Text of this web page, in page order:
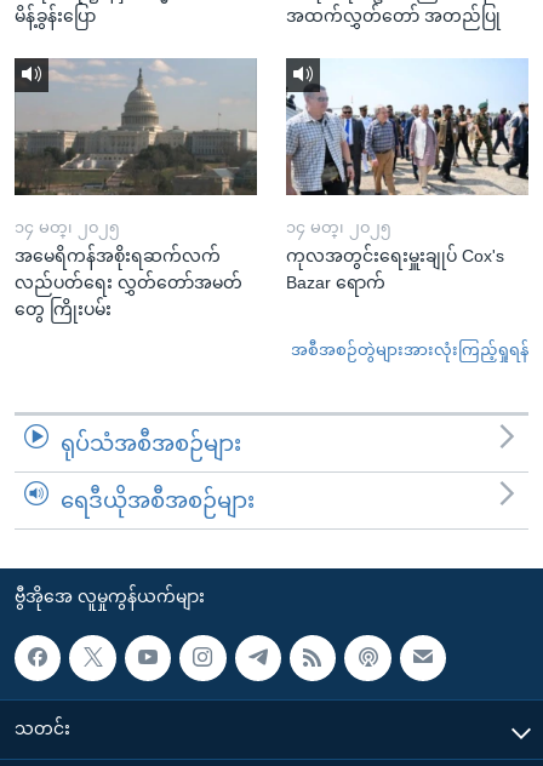
မိန့်ခွန်းပြော
အထက်လွှတ်တော် အတည်ပြု
၁၄ မတ္၊ ၂၀၂၅
အမေရိကန်အစိုးရဆက်လက်
လည်ပတ်ရေး လွှတ်တော်အမတ်
တွေ ကြိုးပမ်း
၁၄ မတ္၊ ၂၀၂၅
ကုလအတွင်းရေးမှူးချုပ် Cox's
Bazar ရောက်
အစီအစဉ်တွဲများအားလုံးကြည့်ရှုရန်
ရုပ်သံအစီအစဉ်များ
ရေဒီယိုအစီအစဉ်များ
ဗွီအိုအေ လူမှုကွန်ယက်များ
သတင်း